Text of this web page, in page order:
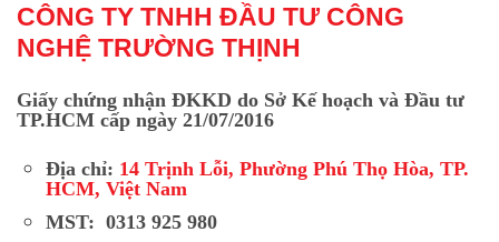
CÔNG TY TNHH ĐẦU TƯ CÔNG
NGHỆ TRƯỜNG THỊNH
Giấy chứng nhận ĐKKD do Sở Kế hoạch và Đầu tư
TP.HCM cấp ngày 21/07/2016
Địa chỉ: 14 Trịnh Lỗi, Phường Phú Thọ Hòa, TP.
HCM, Việt Nam
MST: 0313 925 980